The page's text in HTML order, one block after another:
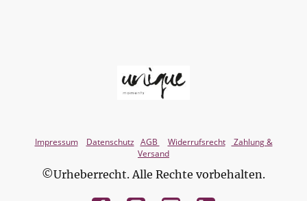
Impressum Datenschutz AGB Widerrufsrecht
Zahlung &
Versand
©Urheberrecht. Alle Rechte vorbehalten.